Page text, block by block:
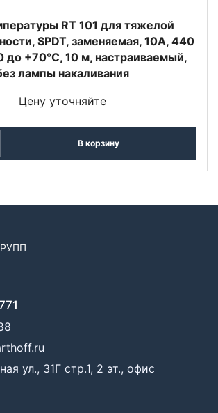
RT 101 для тяжелой
SPDT, заменяемая, 10А, 440
до +70°С, 10 м, настраиваемый,
лампы накаливания
Цену уточняйте
В корзину
ул., 31Г стр.1, 2 эт., офис